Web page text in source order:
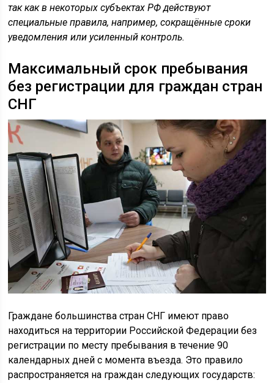
так как в некоторых субъектах РФ действуют
специальные правила, например, сокращённые сроки
уведомления или усиленный контроль.
Максимальный срок пребывания
без регистрации для граждан стран
СНГ
Граждане большинства стран СНГ имеют право
находиться на территории Российской Федерации без
регистрации по месту пребывания в течение 90
календарных дней с момента въезда. Это правило
распространяется на граждан следующих государств: